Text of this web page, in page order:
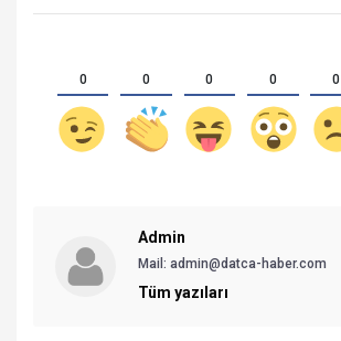
0 0 0 0 0
Admin
Mail: admin@datca-haber.com
Tüm yazıları